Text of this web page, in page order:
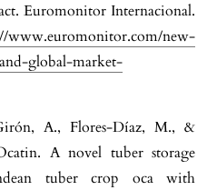
Euromonitor Internacional.
www.euromonitor.com/new-
global-market-
A., Flores-Díaz, M., &
A novel tuber storage
tuber crop oca with